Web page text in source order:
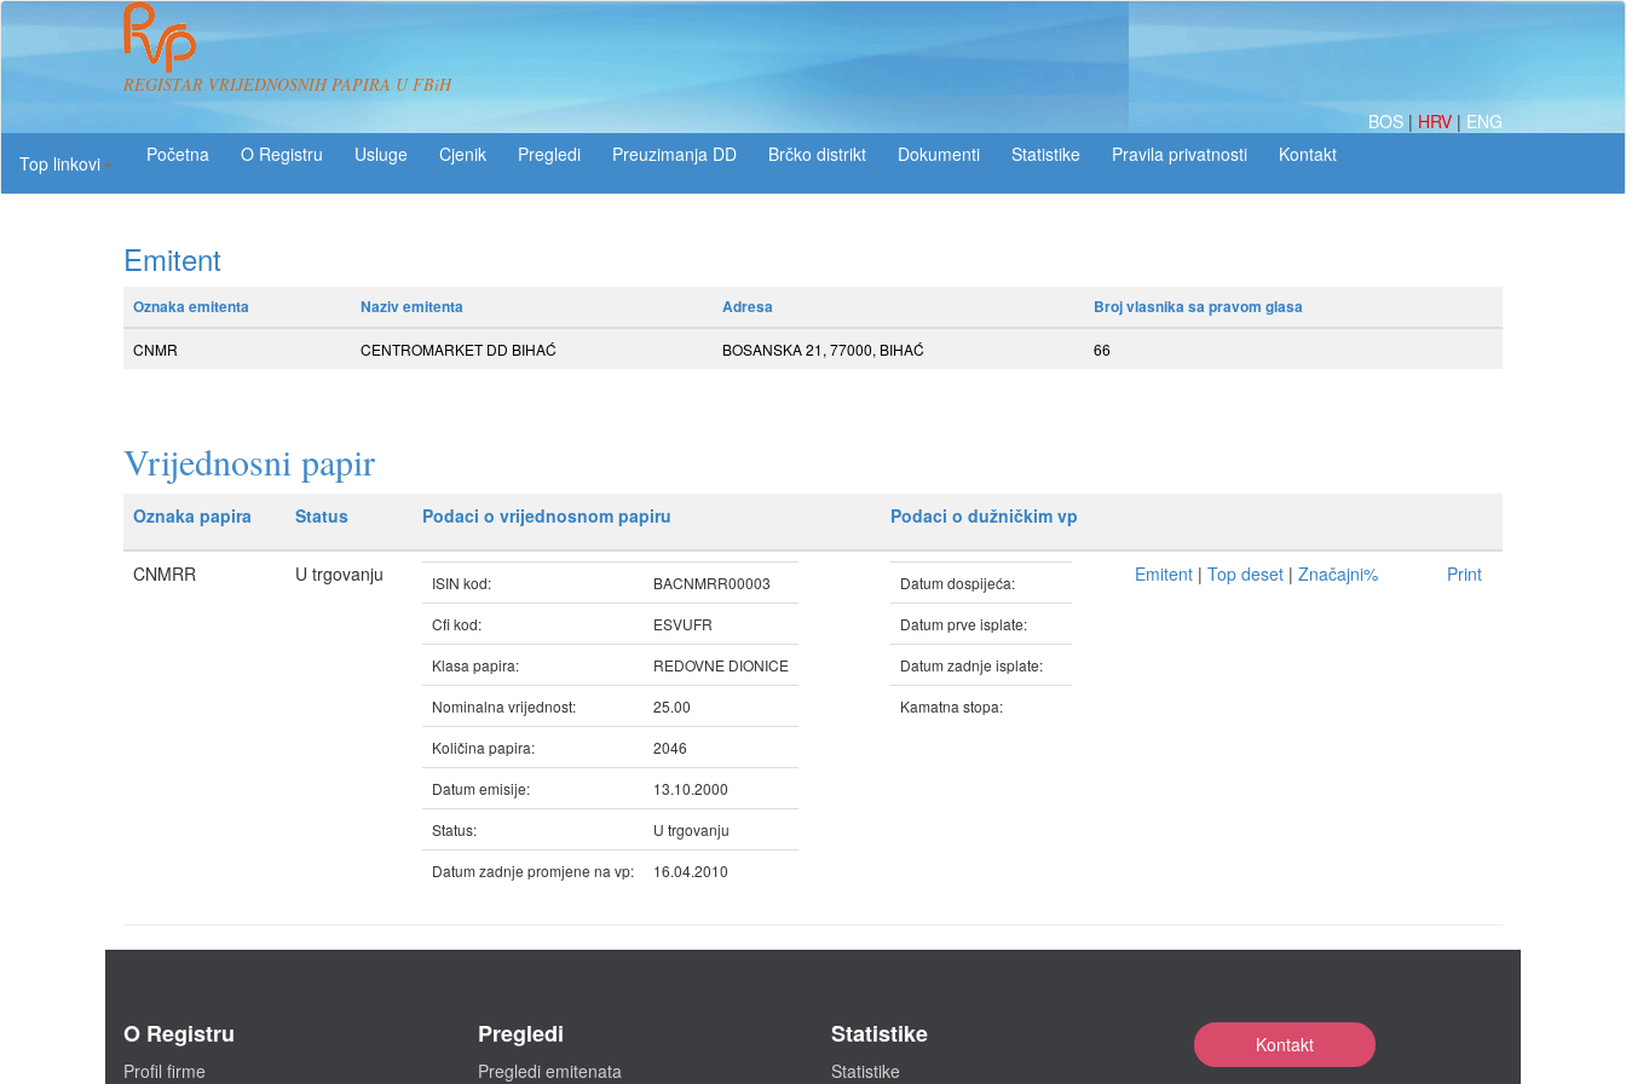
REGISTAR VRIJEDNOSNIH PAPIRA U FBiH
BOS | HRV | ENG
Top linkovi
O Registru Usluge Pregledi Preuzimanja DD Brčko distrikt Dokumenti Statistike
Emitent
Oznaka emitenta Naziv emitenta Adresa Broj vlasnika sa pravom glasa
CNMR CENTROMARKET DD BIHAĆ BOSANSKA 21, 77000, BIHAĆ 66
Vrijednosni papir
Oznaka papira Status Podaci o vrijednosnom papiru Podaci o dužničkim vp
CNMRR U trgovanju ISIN kod:
BACNMRR00003
Cfi kod:
ESVUFR
Klasa papira:
REDOVNE DIONICE
Nominalna vrijednost:
25.00
Količina papira:
2046
Datum emisije:
13.10.2000
Status:
U trgovanju
Datum zadnje promjene na vp:
16.04.2010
Datum dospijeća:
Datum prve isplate:
Datum zadnje isplate:
Kamatna stopa:
Emitent | Top deset | Značajni% Print
O Registru
Profil firme
Pregledi
Pregledi emitenata
Statistike
Statistike
Kontakt